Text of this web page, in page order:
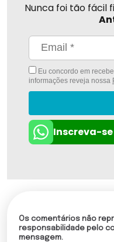
Nunca foi tão fácil
Eu concordo em
informações reveja nossa
Inscreva-se
Os comentários não
responsabilidade pelo
mensagem.